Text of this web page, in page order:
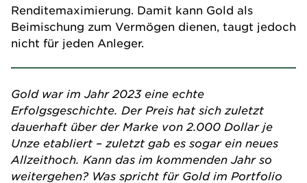
Renditemaximierung. Damit kann Gold als
Beimischung zum Vermögen dienen, taugt jedoch
nicht für jeden Anleger.
Gold war im Jahr 2023 eine echte
Erfolgsgeschichte. Der Preis hat sich zuletzt
dauerhaft über der Marke von 2.000 Dollar je
Unze etabliert – zuletzt gab es sogar ein neues
Allzeithoch. Kann das im kommenden Jahr so
weitergehen? Was spricht für Gold im Portfolio